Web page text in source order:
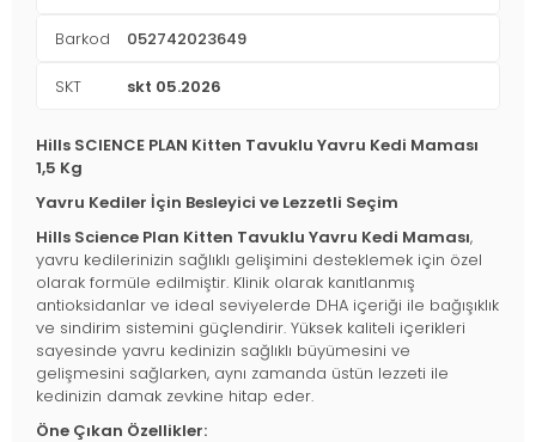
Barkod 052742023649
SKT skt 05.2026
Hills SCIENCE PLAN Kitten Tavuklu Yavru Kedi Maması
1,5 Kg
Yavru Kediler İçin Besleyici ve Lezzetli Seçim
Hills Science Plan Kitten Tavuklu Yavru Kedi Maması,
yavru kedilerinizin sağlıklı gelişimini desteklemek için özel
olarak formüle edilmiştir. Klinik olarak kanıtlanmış
antioksidanlar ve ideal seviyelerde DHA içeriği ile bağışıklık
ve sindirim sistemini güçlendirir. Yüksek kaliteli içerikleri
sayesinde yavru kedinizin sağlıklı büyümesini ve
gelişmesini sağlarken, aynı zamanda üstün lezzeti ile
kedinizin damak zevkine hitap eder.
Öne Çıkan Özellikler: